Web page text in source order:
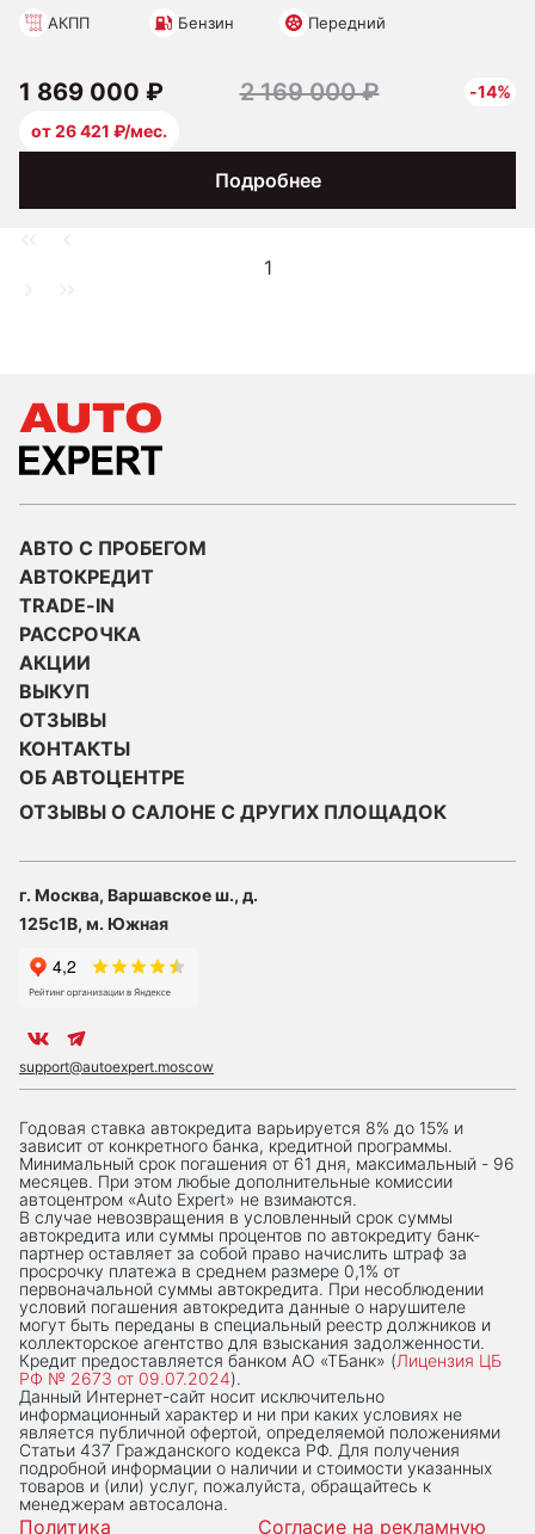
АКПП Бензин Передний
Подробнее
1 869 000 ₽ 2 169 000 ₽
-14%
от 26 421 ₽/мес.
1
АВТО С ПРОБЕГОМ
АВТОКРЕДИТ
TRADE-IN
РАССРОЧКА
АКЦИИ
ВЫКУП
ОТЗЫВЫ
КОНТАКТЫ
ОБ АВТОЦЕНТРЕ
ОТЗЫВЫ О САЛОНЕ С ДРУГИХ ПЛОЩАДОК
г. Москва, Варшавское ш., д.
125с1В, м. Южная
support@autoexpert.moscow
Годовая ставка автокредита варьируется 8% до 15% и
зависит от конкретного банка, кредитной программы.
Минимальный срок погашения от 61 дня, максимальный - 96
месяцев. При этом любые дополнительные комиссии
автоцентром «Auto Expert» не взимаются.
В случае невозвращения в условленный срок суммы
автокредита или суммы процентов по автокредиту банк-
партнер оставляет за собой право начислить штраф за
просрочку платежа в среднем размере 0,1% от
первоначальной суммы автокредита. При несоблюдении
условий погашения автокредита данные о нарушителе
могут быть переданы в специальный реестр должников и
коллекторское агентство для взыскания задолженности.
Кредит предоставляется банком АО «ТБанк» (Лицензия ЦБ
РФ № 2673 от 09.07.2024).
Данный Интернет-сaйт носит исключительно
информационный характер и ни при каких условиях не
является публичной офертой, определяемой положениями
Статьи 437 Гражданского кодекса РФ. Для получения
подробной информации о наличии и стоимости указанных
товаров и (или) услуг, пожалуйста, обращайтесь к
менеджерам автосалона.
Политика Согласие на рекламную